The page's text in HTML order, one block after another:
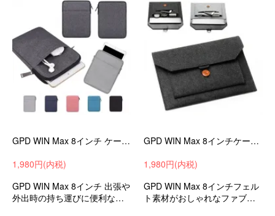
GPD WIN Max 8インチ ケース シンプル キャンバス調 バッグ型 カバー ケース おすすめ おしゃれ タブレットケース カバー
1,980円(内税)
GPD WIN Max 8インチ 出張や
外出時の持ち運びに便利なバ
GPD WIN Max 8インチケース セカンドバッグ型 カバン型 ファブリック フェルト素材 オシャレなバッグ型 タブレットケース カバー
1,980円(内税)
GPD WIN Max 8インチフェル
ト素材がおしゃれなファブリ